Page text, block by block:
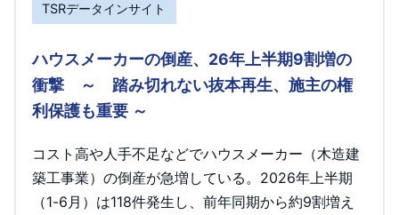
TSRデータインサイト
ハウスメーカーの倒産、26年上半期9割増の
衝撃 ～ 踏み切れない抜本再生、施主の権
利保護も重要 ～
コスト高や人手不足などでハウスメーカー（木造建
築工事業）の倒産が急増している。2026年上半期
（1-6月）は118件発生し、前年同期から約9割増え